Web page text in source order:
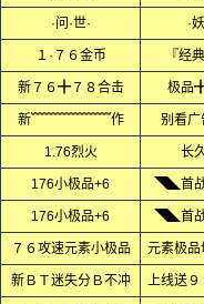
·问·世· ·
１·７６金币 『经
新７６╋７８合击 极品
新﹌﹌﹌﹌﹌﹌作 别看广
1.76烈火 长
176小极品+6 ◥◣首
176小极品+6 ◥◣首
７６攻速元素小极品 元素极品
新ＢＴ迷失分Ｂ不冲 上线送９